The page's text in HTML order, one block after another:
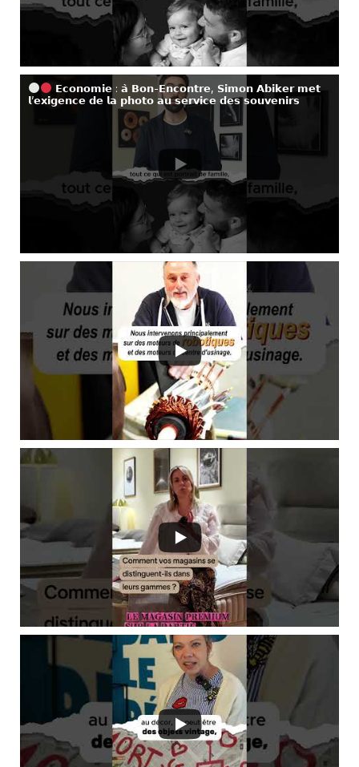
𝗘𝗰𝗼𝗻𝗼𝗺𝗶𝗲 : 𝗮̀ 𝗕𝗼𝗻-𝗘𝗻𝗰𝗼𝗻𝘁𝗿𝗲, 𝗦𝗶𝗺𝗼𝗻 𝗔𝗯𝗶𝗸𝗲𝗿 𝗺𝗲𝘁
𝗹’𝗲𝘅𝗶𝗴𝗲𝗻𝗰𝗲 𝗱𝗲 𝗹𝗮 𝗽𝗵𝗼𝘁𝗼 𝗮𝘂 𝘀𝗲𝗿𝘃𝗶𝗰𝗲 𝗱𝗲𝘀 𝘀𝗼𝘂𝘃𝗲𝗻𝗶𝗿𝘀